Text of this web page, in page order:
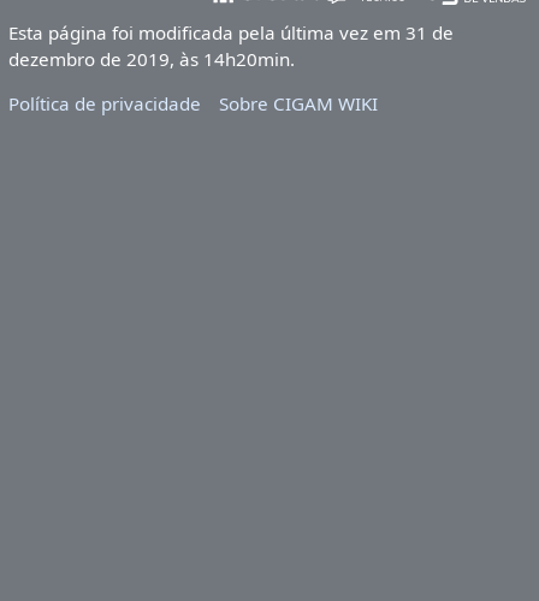
Esta página foi modificada pela última vez em 31 de
dezembro de 2019, às 14h20min.
Política de privacidade
Sobre CIGAM WIKI